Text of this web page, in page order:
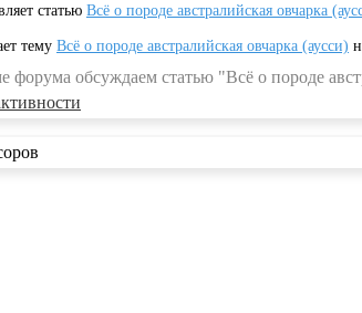
статью Всё о породе австралийская овчарка
тему Всё о породе австралийская овчарка (аусси)
форума обсуждаем статью "Всё о породе